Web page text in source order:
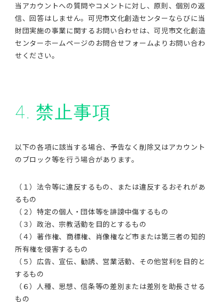
当アカウントへの質問やコメントに対し、原則、個別の返
信、回答はしません。可児市文化創造センターならびに当
財団実施の事業に関するお問い合わせは、可児市文化創造
センターホームページのお問合せフォームよりお問い合わ
せください。
4. 禁止事項
以下の各項に該当する場合、予告なく削除又はアカウント
のブロック等を行う場合があります。
（１）法令等に違反するもの、または違反するおそれがあ
るもの
（２）特定の個人・団体等を誹謗中傷するもの
（３）政治、宗教活動を目的とするもの
（４）著作権、商標権、肖像権など市または第三者の知的
所有権を侵害するもの
（５）広告、宣伝、勧誘、営業活動、その他営利を目的と
するもの
（６）人種、思想、信条等の差別または差別を助長させる
もの